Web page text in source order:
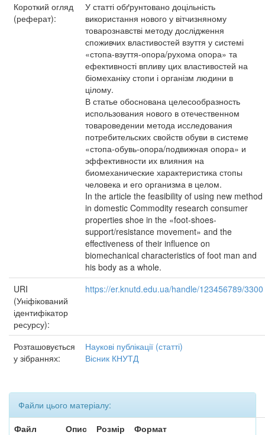
Короткий огляд
(реферат):
У статті обґрунтовано доцільність
використання нового у вітчизняному
товарознавстві методу дослідження
споживчих властивостей взуття у системі
«стопа-взуття-опора/рухома опора» та
ефективності впливу цих властивостей на
біомеханіку стопи і організм людини в
цілому.
В статье обоснована целесообразность
использования нового в отечественном
товароведении метода исследования
потребительских свойств обуви в системе
«стопа-обувь-опора/подвижная опора» и
эффективности их влияния на
биомеханические характеристика стопы
человека и его организма в целом.
In the article the feasibility of using new method
in domestic Commodity research consumer
properties shoe in the «foot-shoes-
support/resistance movement» and the
effectiveness of their influence on
biomechanical characteristics of foot man and
his body as a whole.
URI
(Уніфікований
ідентифікатор
ресурсу):
https://er.knutd.edu.ua/handle/123456789/3300
Розташовується
у зібраннях:
Наукові публікації (статті)
Вісник КНУТД
Файли цього матеріалу:
Файл
Опис Розмір
Формат